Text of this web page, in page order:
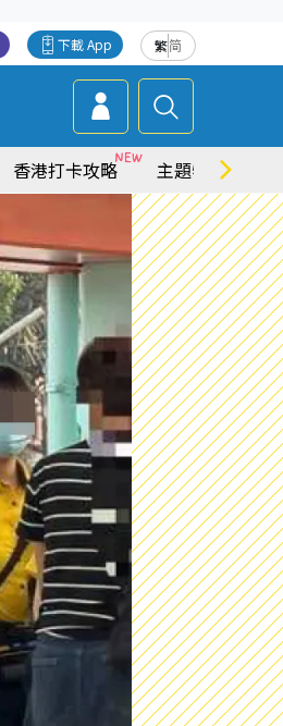
繁简
下載 App
香港打卡攻略 主題特集